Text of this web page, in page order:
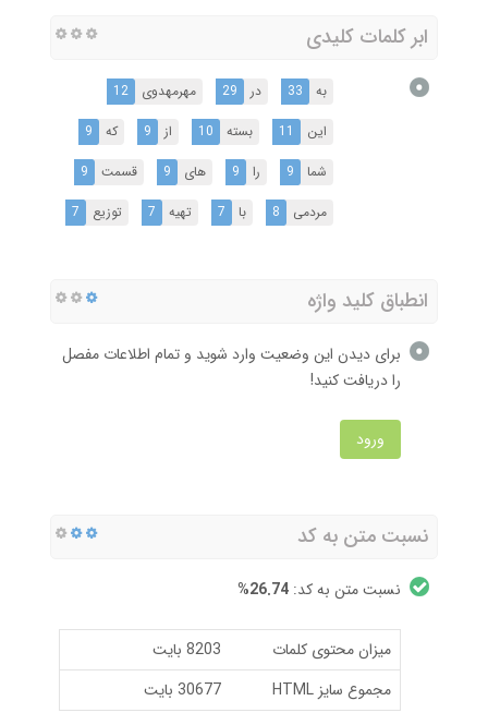
ابر کلمات کلیدی
به 33 در 29 مهرمهدوی
12
این
11 بسته 10 از 9 که
9
شما
9 را 9 های 9 قسمت
9
مردمی
8 با 7 تهیه 7 توزیع 7
انطباق کلید واژه
برای دیدن این وضعیت وارد شوید و تمام اطلاعات مفصل
را دریافت کنید!
ورود
نسبت متن به کد
نسبت متن به کد: 26.74%
میزان محتوی کلمات
8203 بایت
مجموع سایز HTML
30677 بایت